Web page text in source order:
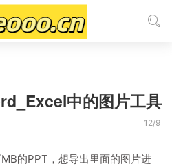
中的图片工具
12/9
的PPT，想导出里面的图片进